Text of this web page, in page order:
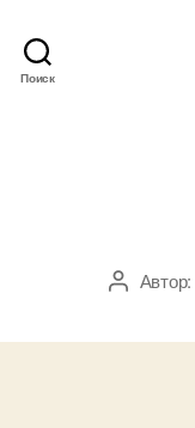
Поиск
АвторАвтор: